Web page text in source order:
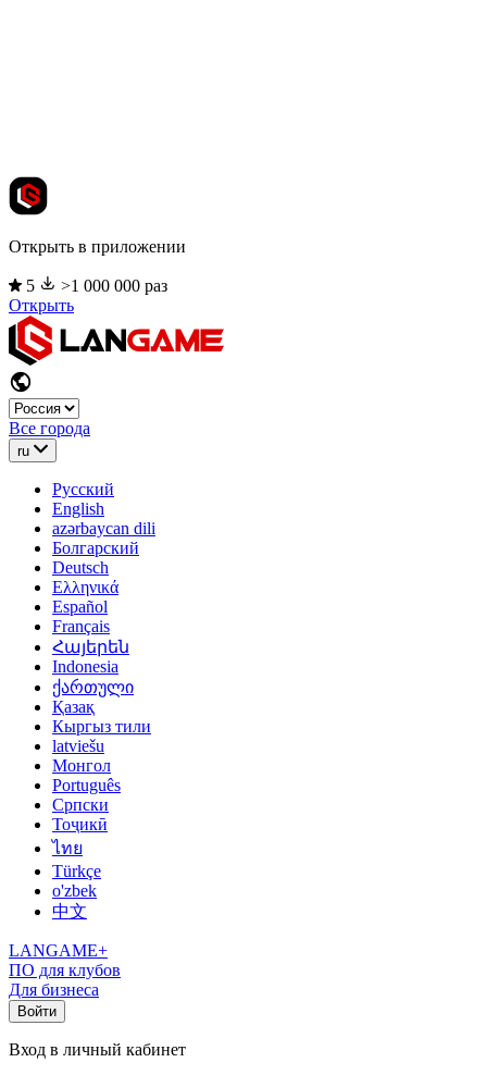
Открыть в приложении
5
>1 000 000 раз
Открыть
Все города
ru
Русский
English
azərbaycan dili
Болгарский
Deutsch
Ελληνικά
Español
Français
Հայերեն
Indonesia
ქართული
Қазақ
Кыргыз тили
latviešu
Монгол
Português
Српски
Тоҷикӣ
ไทย
Türkçe
o'zbek
中文
LANGAME+
ПО для клубов
Для бизнеса
Войти
Вход в личный кабинет